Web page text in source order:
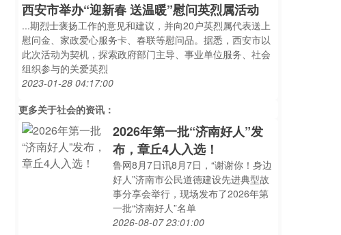
西安市举办“迎新春 送温暖”慰问英烈属活动
...期烈士褒扬工作的意见和建议，并向20户英烈属代表送上
慰问金、家政爱心服务卡、春联等慰问品。据悉，西安市以
此次活动为契机，探索政府部门主导、事业单位服务、社会
组织参与的关爱英烈
2023-01-28 04:17:00
更多关于社会的资讯：
2026年第一批“济南好人”发
布，章丘4人入选！
鲁网8月7日讯8月7日，“谢谢你！身边
好人”济南市公民道德建设先进典型故
事分享会举行，现场发布了2026年第
一批“济南好人”名单
2026-08-07 23:01:00